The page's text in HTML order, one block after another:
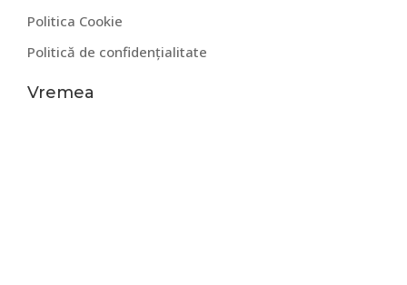
Politica Cookie
Politică de confidențialitate
Vremea